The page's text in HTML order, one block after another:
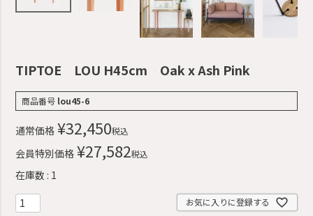
TIPTOE LOU H45cm Oak x Ash Pink
商品番号 lou45-6
通常価格 ¥32,450税込
会員特別価格 ¥27,582税込
在庫数 1
お気に入りに登録する